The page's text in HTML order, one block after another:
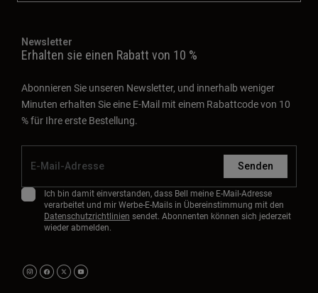
Newsletter
Erhalten sie einen Rabatt von 10 %
Abonnieren Sie unseren Newsletter, und innerhalb weniger
Minuten erhalten Sie eine E-Mail mit einem Rabattcode von 10
% für Ihre erste Bestellung.
Senden
Ich bin damit einverstanden, dass Bell meine E-Mail-Adresse
verarbeitet und mir Werbe-E-Mails in Übereinstimmung mit den
Datenschutzrichtlinien sendet. Abonnenten können sich jederzeit
wieder abmelden.